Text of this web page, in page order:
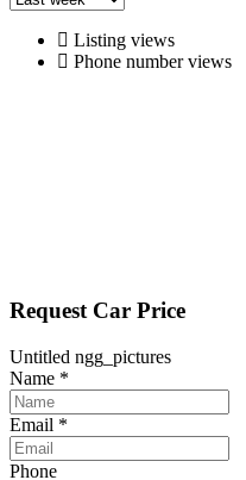
Listing views
Phone number views
Request Car Price
Untitled ngg_pictures
Name *
Email *
Phone